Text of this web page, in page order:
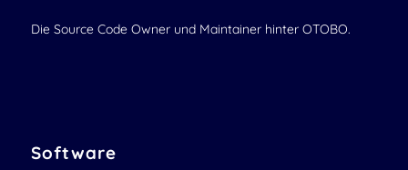
Die Source Code Owner und Maintainer hinter OTOBO.
Software